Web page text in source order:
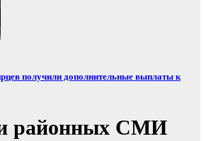
получили дополнительные выплаты к